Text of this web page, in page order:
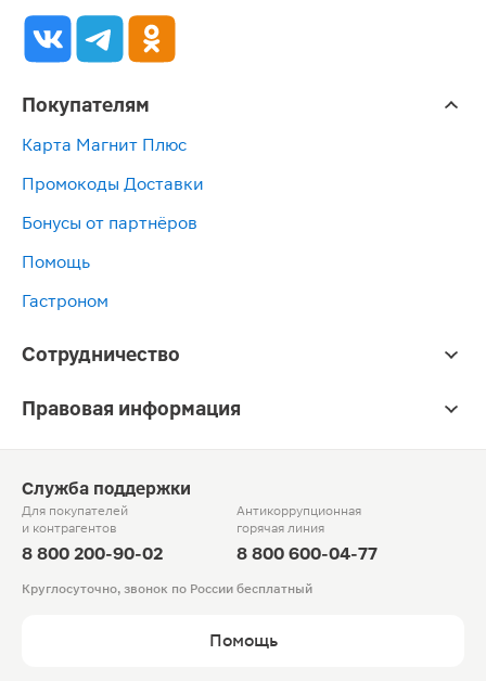
Покупателям
Карта Магнит Плюс
Промокоды Доставки
Бонусы от партнёров
Помощь
Гастроном
Сотрудничество
Правовая информация
Служба поддержки
Для покупателей
и контрагентов
8 800 200-90-02
Антикоррупционная
горячая линия
8 800 600-04-77
Круглосуточно, звонок по России бесплатный
Помощь